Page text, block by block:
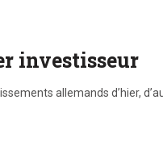
investisseur
allemands d’hier,